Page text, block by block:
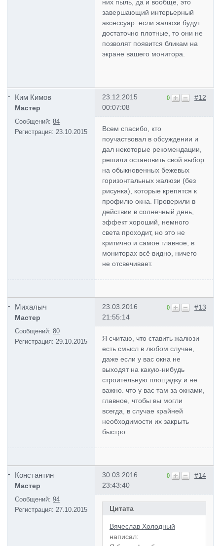
них пыль, да и вообще, это
завершающий интерьерный
аксессуар. если жалюзи будут
достаточно плотные, то они не
позволят появится бликам на
экране вашего монитора.
Ким Кимов
Мастер
Сообщений: 84
Регистрация: 23.10.2015
#12
0
23.12.2015
00:07:08
Всем спасибо, кто
поучаствовал в обсуждении и
дал некоторые рекомендации,
решили остановить свой выбор
на обыкновенных бежевых
горизонтальных жалюзи (без
рисунка), которые крепятся к
профилю окна. Проверили в
действии в солнечный день,
эффект хороший, немного
света проходит, но это не
критично и самое главное, в
мониторах всё видно, ничего
не отсвечивает.
Михалыч
Мастер
Сообщений: 80
Регистрация: 29.10.2015
#13
0
23.03.2016
21:55:14
Я считаю, что ставить жалюзи
есть смысл в любом случае,
даже если у вас окна не
выходят на какую-нибудь
строительную площадку и не
важно. что у вас там за окнами,
главное, чтобы вы могли
всегда, в случае крайней
необходимости их закрыть
быстро.
Константин
Мастер
Сообщений: 94
Регистрация: 27.10.2015
#14
0
30.03.2016
23:43:40
Цитата
Вячеслав Холодный
написал: